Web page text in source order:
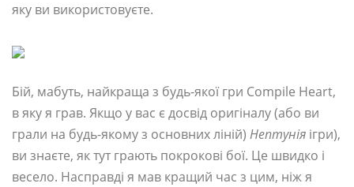
яку ви використовуєте.
Бій, мабуть, найкраща з будь-якої гри Compile Heart,
в яку я грав. Якщо у вас є досвід оригіналу (або ви
грали на будь-якому з основних ліній) Нептунія ігри),
ви знаєте, як тут грають покрокові бої. Це швидко і
весело. Насправді я мав кращий час з цим, ніж я